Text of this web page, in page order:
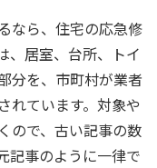
なら、住宅の応急修
、居室、台所、トイ
分を、市町村が業者
れています。対象や
ので、古い記事の数
記事のように一律で